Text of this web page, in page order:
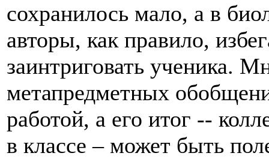
сохранилось мало, а в
авторы, как правило,
заинтриговать ученика.
метапредметных
работой, а его итог --
в классе – может быть